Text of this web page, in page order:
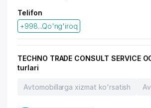
Telifon
+998...Qo'ng'iroq
TECHNO TRADE CONSULT SERVICE
turlari
Avtomobillarga xizmat ko'rsatish